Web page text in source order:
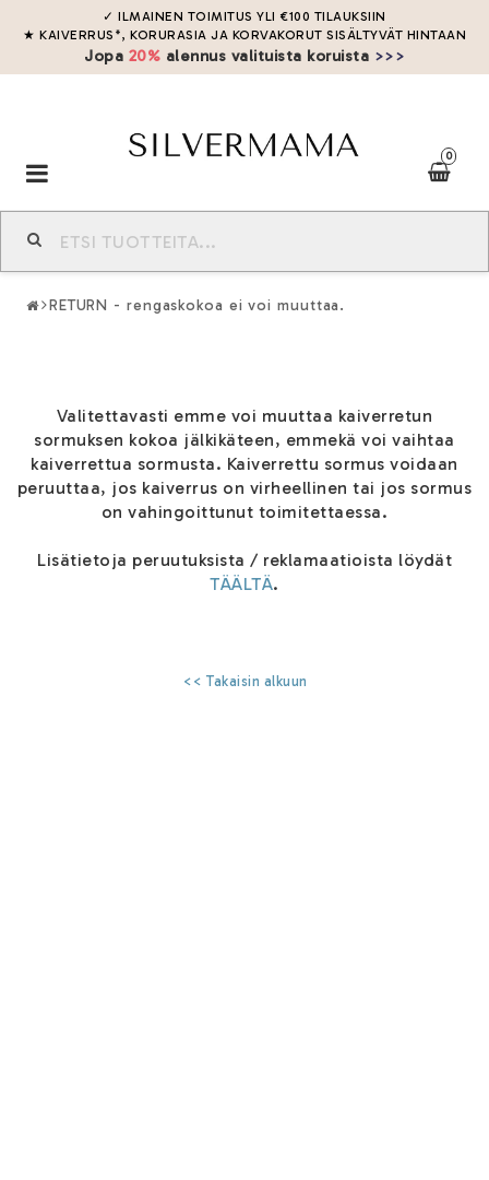
✓ ILMAINEN TOIMITUS YLI €100 TILAUKSIIN
★ KAIVERRUS*, KORURASIA JA KORVAKORUT SISÄLTYVÄT HINTAAN
Jopa 20% alennus valituista koruista >>>
0
Toggle
navigation
RETURN - rengaskokoa ei voi muuttaa.
Valitettavasti emme voi muuttaa kaiverretun
sormuksen kokoa jälkikäteen, emmekä voi vaihtaa
kaiverrettua sormusta. Kaiverrettu sormus voidaan
peruuttaa, jos kaiverrus on virheellinen tai jos sormus
on vahingoittunut toimitettaessa.
Lisätietoja peruutuksista / reklamaatioista löydät
TÄÄLTÄ.
<< Takaisin alkuun